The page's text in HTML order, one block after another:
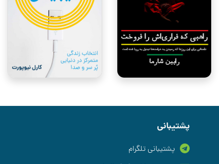
پشتیبانی
پشتیبانی تلگرام